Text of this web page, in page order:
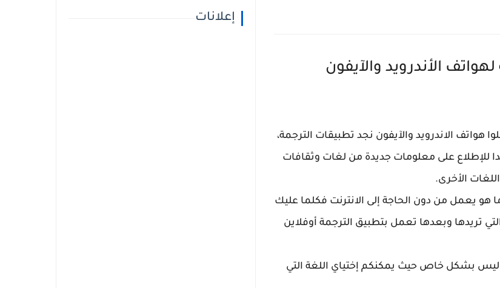
الأندرويد والآيفون
الاندرويد والآيفون نجد تطبيقات الترجمة،
للإطلاع على معلومات جديدة من لغات وثقافات
الأخرى.
هو يعمل من دون الحاجة إلى الانترنت فكلما عليك
تريدها وبعدها تعمل بتطبيق الترجمة أوفلاين
ليس بشكل خاص حيث يمكنكم إختياي اللغة التي
إعلانات